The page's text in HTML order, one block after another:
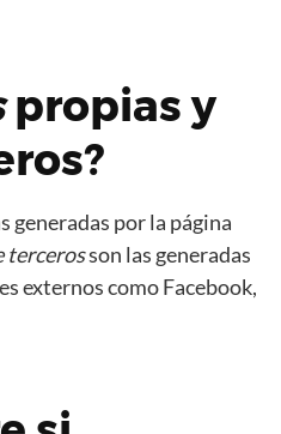
propias y
generadas por la página
tercerosson las generadas
externos como Facebook,